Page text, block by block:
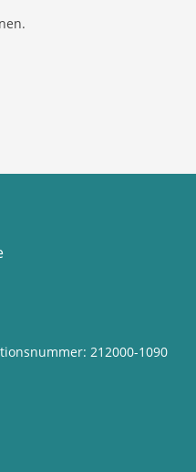
212000-1090